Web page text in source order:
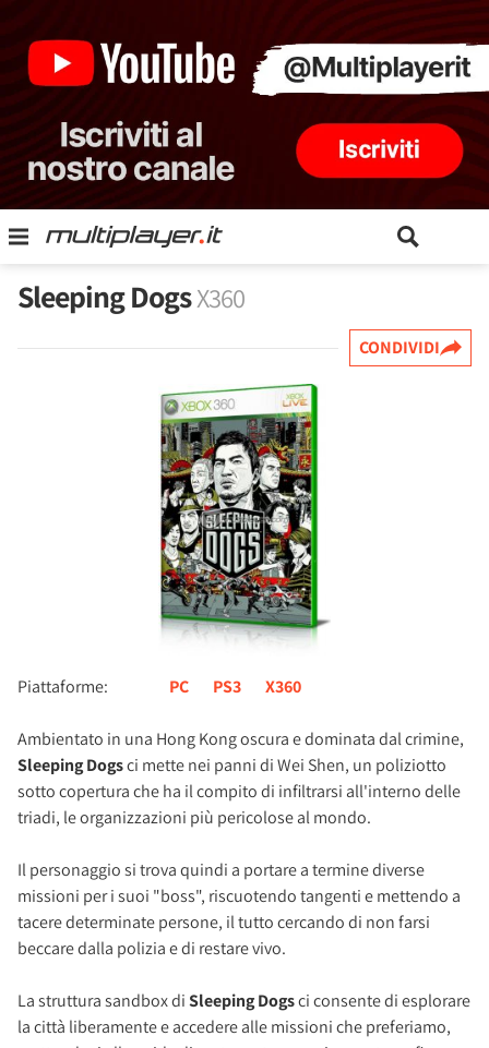
Sleeping DogsX360
CONDIVIDI
Piattaforme: PC PS3 X360
Ambientato in una Hong Kong oscura e dominata dal crimine,
Sleeping Dogsci mette nei panni di Wei Shen, un poliziotto
sotto copertura che ha il compito di infiltrarsi all'interno delle
triadi, le organizzazioni più pericolose al mondo.
Il personaggio si trova quindi a portare a termine diverse
missioni per i suoi "boss", riscuotendo tangenti e mettendo a
tacere determinate persone, il tutto cercando di non farsi
beccare dalla polizia e di restare vivo.
La struttura sandbox diSleeping Dogsci consente di esplorare
la città liberamente e accedere alle missioni che preferiamo,